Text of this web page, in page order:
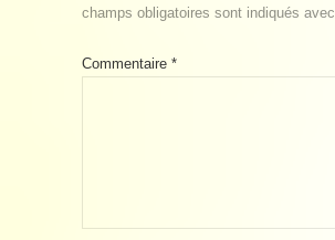
champs obligatoires sont indiqués avec
Commentaire *